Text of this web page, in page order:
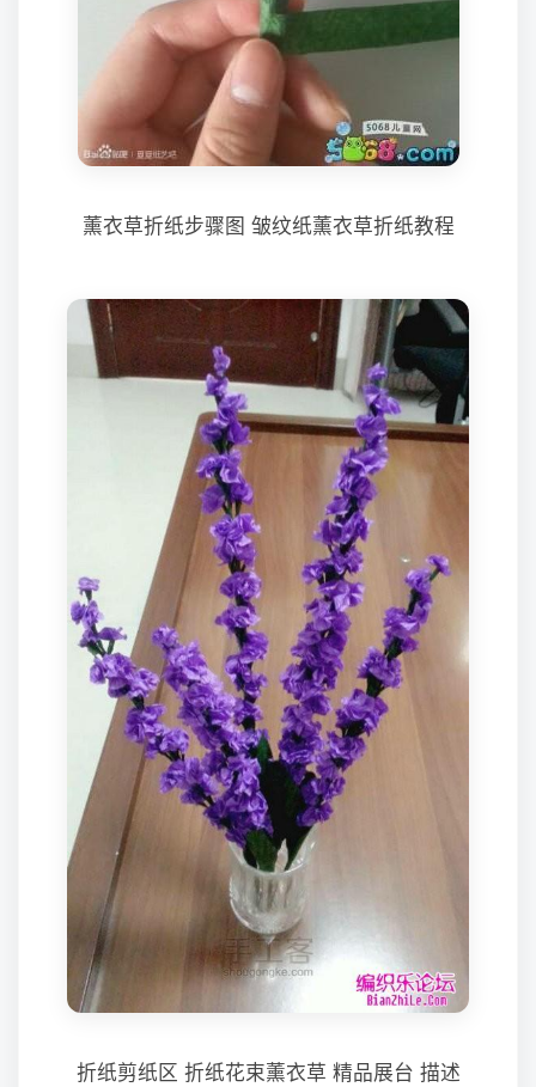
薰衣草折纸步骤图 皱纹纸薰衣草折纸教程
折纸剪纸区 折纸花束薰衣草 精品展台 描述